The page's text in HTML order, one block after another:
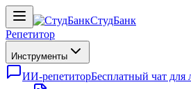
СтудБанк
Репетитор
Инструменты
ИИ-репетиторБесплатный чат